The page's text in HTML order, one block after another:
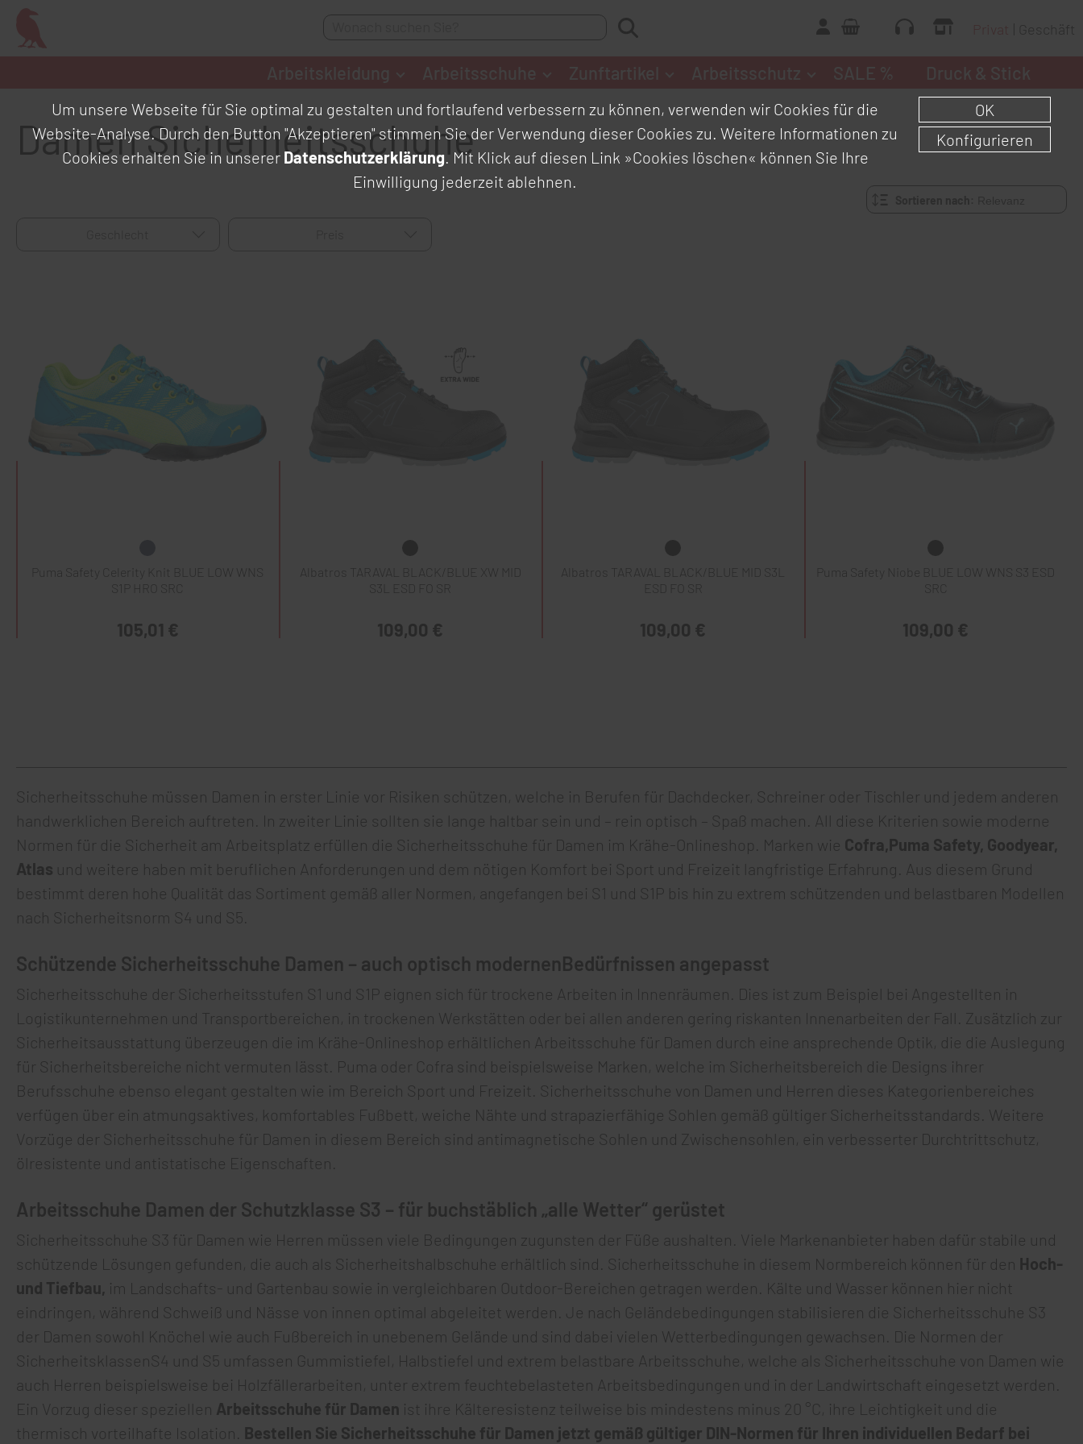
Geschäft
Damen Sicherheitsschuhe
Puma Safety Celerity Knit BLUE LOW WNS
105,01 €
Albatros TARAVAL BLACK/BLUE XW MID
109,00 €
Albatros TARAVAL BLACK/BLUE MID S3L
109,00 €
Puma Safety Niobe BLUE LOW WNS S3 ESD
109,00 €
Sicherheitsschuhe müssen Damen in erster Linie vor Risiken schützen, welche in Berufen für Dachdecker, Schreiner oder Tischler und jedem anderen
handwerklichen Bereich auftreten. In zweiter Linie sollten sie lange haltbar sein und – rein optisch – Spaß machen. All diese Kriterien sowie moderne
Normen für die Sicherheit am Arbeitsplatz erfüllen die Sicherheitsschuhe für Damen im Krähe-Onlineshop. Marken wie Cofra,Puma Safety, Goodyear,
Atlas und weitere haben mit beruflichen Anforderungen und dem nötigen Komfort bei Sport und Freizeit langfristige Erfahrung. Aus diesem Grund
bestimmt deren hohe Qualität das Sortiment gemäß aller Normen, angefangen bei S1 und S1P bis hin zu extrem schützenden und belastbaren Modellen
nach Sicherheitsnorm S4 und S5.
Schützende Sicherheitsschuhe Damen – auch optisch modernenBedürfnissen angepasst
Sicherheitsschuhe der Sicherheitsstufen S1 und S1P eignen sich für trockene Arbeiten in Innenräumen. Dies ist zum Beispiel bei Angestellten in
Logistikunternehmen und Transportbereichen, in trockenen Werkstätten oder bei allen anderen gering riskanten Innenarbeiten der Fall. Zusätzlich zur
Sicherheitsausstattung überzeugen die im Krähe-Onlineshop erhältlichen Arbeitsschuhe für Damen durch eine ansprechende Optik, die die Auslegung
für Sicherheitsbereiche nicht vermuten lässt. Puma oder Cofra sind beispielsweise Marken, welche im Sicherheitsbereich die Designs ihrer
Berufsschuhe ebenso elegant gestalten wie im Bereich Sport und Freizeit. Sicherheitsschuhe von Damen und Herren dieses Kategorienbereiches
verfügen über ein atmungsaktives, komfortables Fußbett, weiche Nähte und strapazierfähige Sohlen gemäß gültiger Sicherheitsstandards. Weitere
Vorzüge der Sicherheitsschuhe für Damen in diesem Bereich sind antimagnetische Sohlen und Zwischensohlen, ein verbesserter Durchtrittschutz,
ölresistente und antistatische Eigenschaften.
Arbeitsschuhe Damen der Schutzklasse S3 – für buchstäblich „alle Wetter“ gerüstet
Sicherheitsschuhe S3 für Damen wie Herren müssen viele Bedingungen zugunsten der Füße aushalten. Viele Markenanbieter haben dafür stabile und
schützende Lösungen gefunden, die auch als Sicherheitshalbschuhe erhältlich sind. Sicherheitsschuhe in diesem Normbereich können für den Hoch-
und Tiefbau, im Landschafts- und Gartenbau sowie in vergleichbaren Outdoor-Bereichen getragen werden. Kälte und Wasser können hier nicht
eindringen, während Schweiß und Nässe von innen optimal abgeleitet werden. Je nach Geländebedingungen stabilisieren die Sicherheitsschuhe S3
der Damen sowohl Knöchel wie auch Fußbereich in unebenem Gelände und sind dabei vielen Wetterbedingungen gewachsen. Die Normen der
SicherheitsklassenS4 und S5 umfassen Gummistiefel, Halbstiefel und extrem belastbare Arbeitsschuhe, welche als Sicherheitsschuhe von Damen wie
auch Herren beispielsweise bei Holzfällerarbeiten, unter extrem feuchtebelasteten Arbeitsbedingungen und in der Landwirtschaft eingesetzt werden.
Ein Vorzug dieser speziellen Arbeitsschuhe für Damen ist ihre Kälteresistenz teilweise bis mindestens minus 20 °C, ihre Leichtigkeit und die
thermisch vorteilhafte Isolation. Bestellen Sie Sicherheitsschuhe für Damen jetzt gemäß gültiger DIN-Normen für Ihren individuellen Bedarf bei
Um unsere Webseite für Sie optimal zu gestalten und fortlaufend verbessern zu können, verwenden wir Cookies für die
Website-Analyse. Durch den Button "Akzeptieren" stimmen Sie der Verwendung dieser Cookies zu. Weitere Informationen zu
Cookies erhalten Sie in unserer Datenschutzerklärung. Mit Klick auf diesen Link »Cookies löschen« können Sie Ihre
Einwilligung jederzeit ablehnen.
OK
Konfigurieren